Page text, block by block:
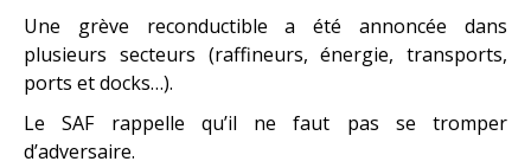
Une grève reconductible a été annoncée dans
plusieurs secteurs (raffineurs, énergie, transports,
ports et docks…).
Le SAF rappelle qu’il ne faut pas se tromper
d’adversaire.